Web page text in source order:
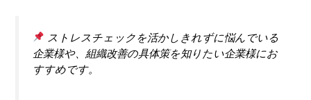
ストレスチェックを活かしきれずに悩んでいる
企業様や、組織改善の具体策を知りたい企業様にお
すすめです。